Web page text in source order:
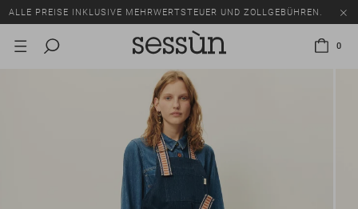
ALLE PREISE INKLUSIVE MEHRWERTSTEUER UND ZOLLGEBÜHREN.
SALE: BIS ZU -50% AUF EINE AUSWAHL AN ARTIKELN.
0